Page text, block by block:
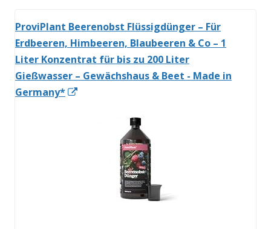
ProviPlant Beerenobst Flüssigdünger – Für
Erdbeeren, Himbeeren, Blaubeeren & Co – 1
Liter Konzentrat für bis zu 200 Liter
Gießwasser – Gewächshaus & Beet - Made in
Germany*